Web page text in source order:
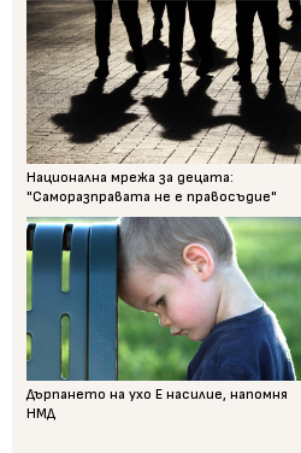
Национална мрежа за децата:
"Саморазправата не е правосъдие"
Дърпането на ухо Е насилие, напомня
НМД